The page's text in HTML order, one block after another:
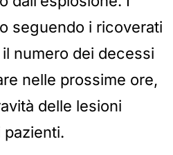
seguendo i ricoverati
numero dei decessi
nelle prossime ore,
delle lesioni
pazienti.